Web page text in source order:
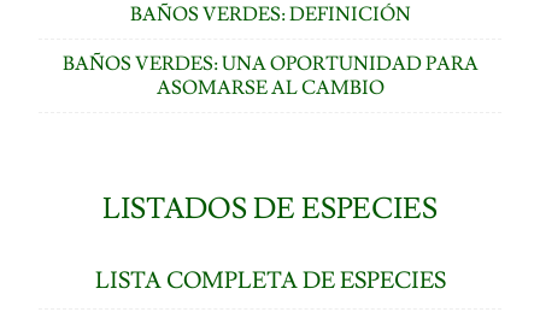
BAÑOS VERDES: DEFINICIÓN
BAÑOS VERDES: UNA OPORTUNIDAD PARA
ASOMARSE AL CAMBIO
LISTADOS DE ESPECIES
LISTA COMPLETA DE ESPECIES